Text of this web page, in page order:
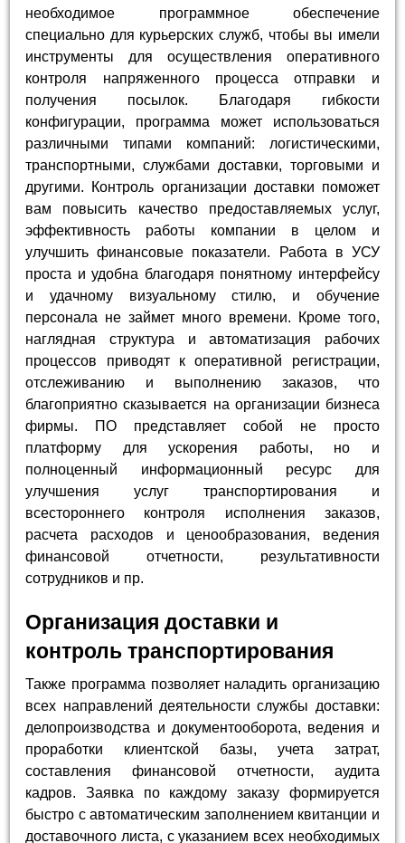
необходимое программное обеспечение
специально для курьерских служб, чтобы вы имели
инструменты для осуществления оперативного
контроля напряженного процесса отправки и
получения посылок. Благодаря гибкости
конфигурации, программа может использоваться
различными типами компаний: логистическими,
транспортными, службами доставки, торговыми и
другими. Контроль организации доставки поможет
вам повысить качество предоставляемых услуг,
эффективность работы компании в целом и
улучшить финансовые показатели. Работа в УСУ
проста и удобна благодаря понятному интерфейсу
и удачному визуальному стилю, и обучение
персонала не займет много времени. Кроме того,
наглядная структура и автоматизация рабочих
процессов приводят к оперативной регистрации,
отслеживанию и выполнению заказов, что
благоприятно сказывается на организации бизнеса
фирмы. ПО представляет собой не просто
платформу для ускорения работы, но и
полноценный информационный ресурс для
улучшения услуг транспортирования и
всестороннего контроля исполнения заказов,
расчета расходов и ценообразования, ведения
финансовой отчетности, результативности
сотрудников и пр.
Организация доставки и
контроль транспортирования
Также программа позволяет наладить организацию
всех направлений деятельности службы доставки:
делопроизводства и документооборота, ведения и
проработки клиентской базы, учета затрат,
составления финансовой отчетности, аудита
кадров. Заявка по каждому заказу формируется
быстро с автоматическим заполнением квитанции и
доставочного листа, с указанием всех необходимых